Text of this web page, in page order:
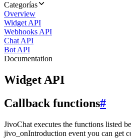
Categorías
Overview
Widget API
Webhooks API
Chat API
Bot API
Documentation
Widget API
Callback functions#
JivoChat executes the functions listed
jivo_onIntroduction event you can get